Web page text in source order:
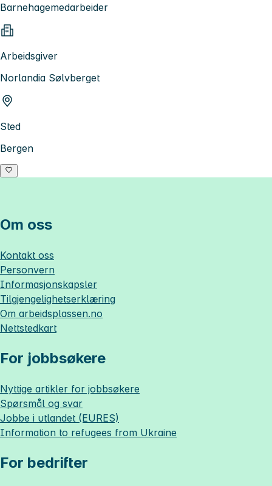
Barnehagemedarbeider
Arbeidsgiver
Norlandia Sølvberget
Sted
Bergen
Om oss
Kontakt oss
Personvern
Informasjonskapsler
Tilgjengelighetserklæring
Om arbeidsplassen.no
Nettstedkart
For jobbsøkere
Nyttige artikler for jobbsøkere
Spørsmål og svar
Jobbe i utlandet (EURES)
Information to refugees from Ukraine
For bedrifter